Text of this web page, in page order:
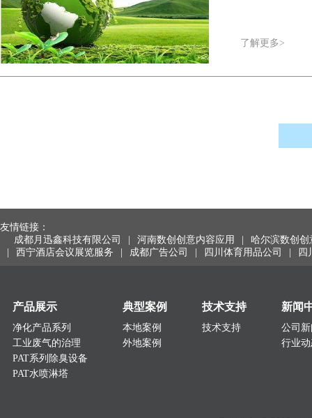
了解更多>
友情链接：
成都月迅鑫科技有限公司
河南数创创意内容应用
哈尔滨数创
西宁酒店会议展览服务 成都广告公司 四川体育用品公司 四
产品展示
净化产品系列
工业废气的治理
PAT系列除臭设备
PAT水喷淋塔
典型案例
本地案例
外地案例
技术支持
技术支持
新闻
公司
行业